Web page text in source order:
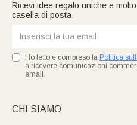
Ricevi idee regalo uniche e
casella di posta.
Ho letto e compreso la Politica
a ricevere comunicazioni
email.
CHI SIAMO